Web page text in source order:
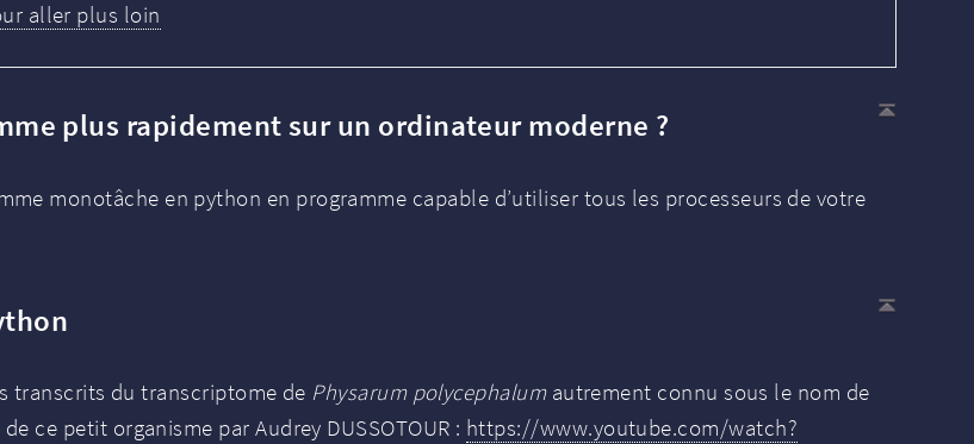
aller plus loin
plus rapidement sur un ordinateur moderne ?
monotâche en python en programme capable d’utiliser tous les processeurs de votre
transcrits du transcriptome de Physarum polycephalumautrement connu sous le nom de
ce petit organisme par Audrey DUSSOTOUR : https://www.youtube.com/watch?